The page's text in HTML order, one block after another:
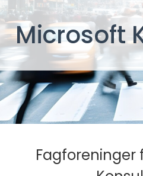
Microsoft
Fagforeninger